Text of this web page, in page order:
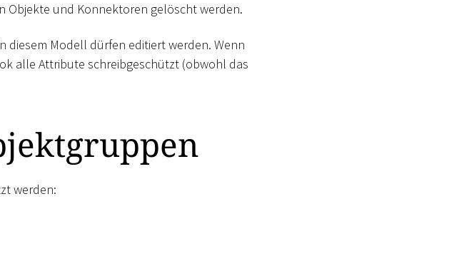
Objekte und Konnektoren gelöscht werden.
diesem Modell dürfen editiert werden. Wenn
alle Attribute schreibgeschützt (obwohl das
werden: